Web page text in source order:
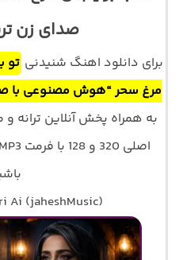
صدای زن
برای دانلود اهنگ شنیدنی تو
مرغ سحر “هوش مصنوعی با
به همراه پخش آنلاین ترانه
Ai (jaheshMusic)